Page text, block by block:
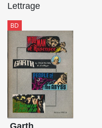
Lettrage
BD